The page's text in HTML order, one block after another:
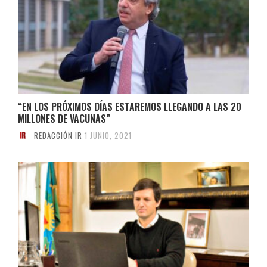
“EN LOS PRÓXIMOS DÍAS ESTAREMOS LLEGANDO A LAS 20
MILLONES DE VACUNAS”
REDACCIÓN IR 1 JUNIO, 2021